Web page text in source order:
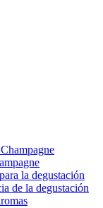
la degustación
de la degustación